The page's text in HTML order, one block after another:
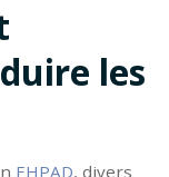
les
EHPAD, divers